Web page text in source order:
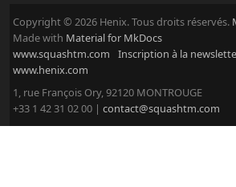
Copyright © 2026 Henix. Tous droits réservés.
Made with Material for MkDocs
www.squashtm.com
www.henix.com
Inscription à la
1, rue François Ory, 92120 MONTROUGE
+33 1 42 31 02 00 | contact@squashtm.com